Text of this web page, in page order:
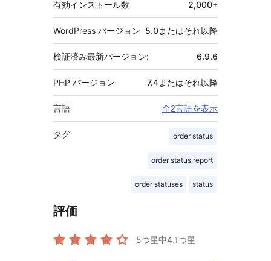
有効インストール数 2,000+
WordPress バージョン 5.0またはそれ以降
検証済み最新バージョン: 6.9.6
PHP バージョン 7.4またはそれ以降
言語 全2言語を表示
タグ order status
order status report
order statuses status
評価
5つ星中4.1つ星